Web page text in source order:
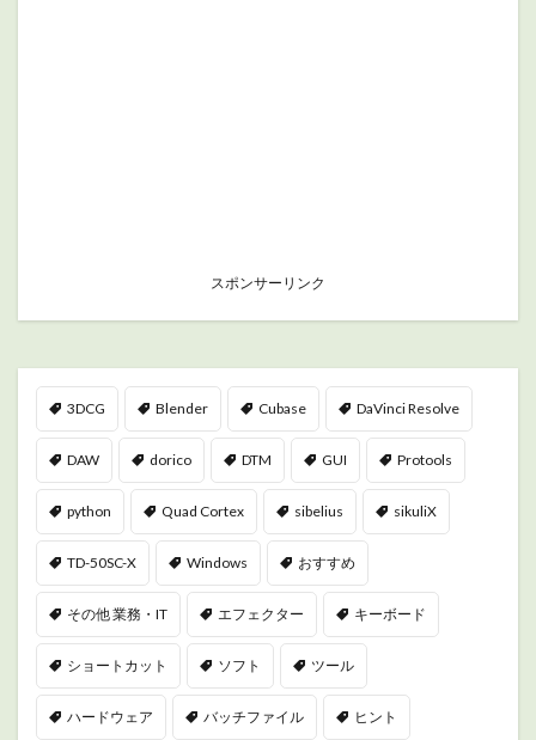
スポンサーリンク
3DCG Blender Cubase DaVinci Resolve
DAW dorico DTM GUI Protools
python Quad Cortex sibelius sikuliX
TD-50SC-X Windows おすすめ
その他 業務・IT エフェクター キーボード
ショートカット ソフト ツール
ハードウェア バッチファイル ヒント